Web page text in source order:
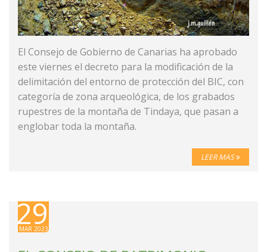
El Consejo de Gobierno de Canarias ha aprobado
este viernes el decreto para la modificación de la
delimitación del entorno de protección del BIC, con
categoría de zona arqueológica, de los grabados
rupestres de la montaña de Tindaya, que pasan a
englobar toda la montaña.
LEER MAS
29
MAR 2023